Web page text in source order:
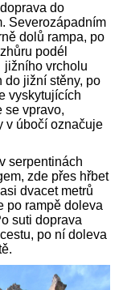
do
Severozápadním
dolů rampa, po
podél
jižního vrcholu
do jižní stěny, po
vyskytujících
se vpravo,
v úbočí označuje
serpentinách
zde přes hřbet
dvacet metrů
po rampě doleva
suti doprava
po ní doleva